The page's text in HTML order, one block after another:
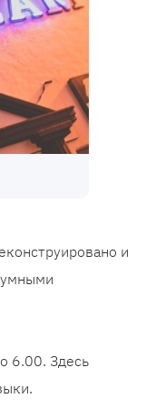
и
6.00. Здесь